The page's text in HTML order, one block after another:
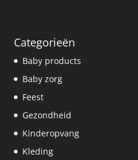
Categorieën
Baby products
Baby zorg
Feest
Gezondheid
Kinderopvang
Kleding